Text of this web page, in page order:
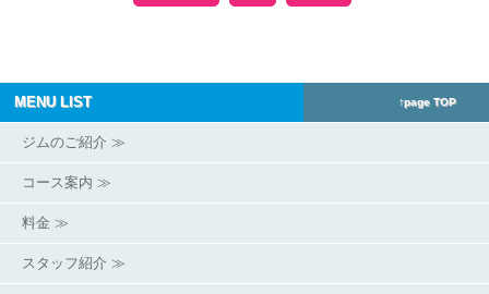
MENU LIST ↑page TOP
ジムのご紹介 ≫
コース案内 ≫
料金 ≫
スタッフ紹介 ≫